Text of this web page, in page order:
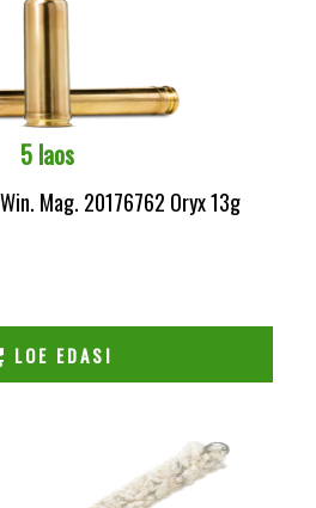
5 laos
Mag. 20176762 Oryx 13g
LOE EDASI